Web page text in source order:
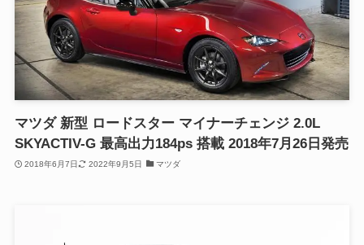
マツダ 新型 ロードスター マイナーチェンジ 2.0L
SKYACTIV-G 最高出力184ps 搭載 2018年7月26日発売
2018年6月7日 2022年9月5日 マツダ